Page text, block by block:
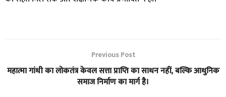
Previous Post
महात्मा गांधी का लोकतंत्र केवल सत्ता प्राप्ति का साधन नहीं, बल्कि आधुनिक
समाज निर्माण का मार्ग है।